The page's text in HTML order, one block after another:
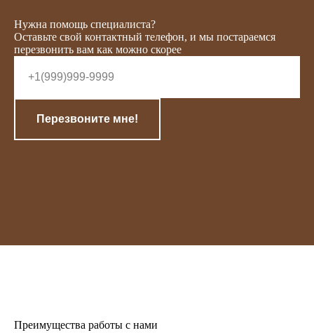
Нужна помощь специалиста?
Оставьте свой контактный телефон, и мы постараемся
перезвонить вам как можно скорее
Перезвоните мне!
Преимущества работы с нами